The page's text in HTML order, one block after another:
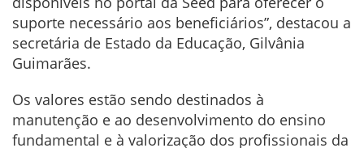
suporte necessário aos beneficiários”, destacou a
secretária de Estado da Educação, Gilvânia
Guimarães.
Os valores estão sendo destinados à
manutenção e ao desenvolvimento do ensino
fundamental e à valorização dos profissionais da